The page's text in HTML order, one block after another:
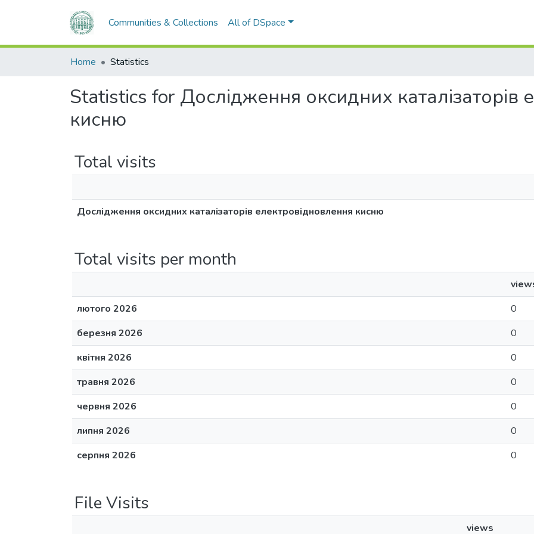
Communities & Collections All of DSpace
Home Statistics
Statistics for Дослідження оксидних каталізаторів
кисню
Total visits
Дослідження оксидних каталізаторів електровідновлення кисню
Total visits per month
лютого 2026
0
березня 2026
0
квітня 2026
0
травня 2026
0
червня 2026
0
липня 2026
0
серпня 2026
0
File Visits
views